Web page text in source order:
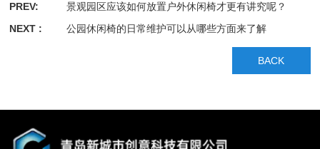
PREV:
景观园区应该如何放置户外休闲椅才更有讲究呢？
NEXT :
公园休闲椅的日常维护可以从哪些方面来了解
BACK